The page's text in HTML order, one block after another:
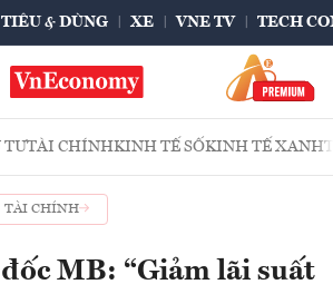
TIÊU & DÙNG XE VNE TV TECH
TƯTÀI CHÍNHKINH TẾ SỐKINH TẾ XANH
TÀI CHÍNH
MB: “Giảm lãi suất